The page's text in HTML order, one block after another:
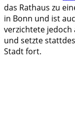
das Rathaus zu
in Bonn und ist
verzichtete jedoch
und setzte
Stadt fort.